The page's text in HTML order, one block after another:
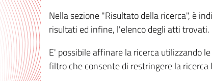
Nella sezione "Risultato della ricerca", è
risultati ed infine, l'elenco degli atti trovati.
E' possibile affinare la ricerca utilizzando
filtro che consente di restringere la